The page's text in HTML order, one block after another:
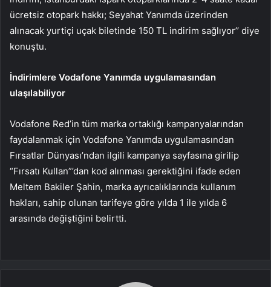
ücretsiz otopark hakkı; Seyahat Yanımda üzerinden
alınacak yurtiçi uçak biletinde 150 TL indirim sağlıyor’’ diye
konuştu.
İndirimlere Vodafone Yanımda uygulamasından
ulaşılabiliyor
Vodafone Red’in tüm marka ortaklığı kampanyalarından
faydalanmak için Vodafone Yanımda uygulamasından
Fırsatlar Dünyası’ndan ilgili kampanya sayfasına girilip
“Fırsatı Kullan”’dan kod alınması gerektiğini ifade eden
Meltem Bakiler Şahin, marka ayrıcalıklarında kullanım
hakları, sahip olunan tarifeye göre yılda 1 ile yılda 6
arasında değiştiğini belirtti.